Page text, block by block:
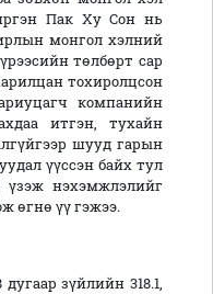
Пак Ху Сон нь
монгол хэлний
төлбөрт сар
тохиролцсон
компанийн
итгэн, тухайн
шууд гарын
үүссэн байх тул
үзэж нэхэмжлэлийг
өгнө үү гэжээ.
зүйлийн 318.1,